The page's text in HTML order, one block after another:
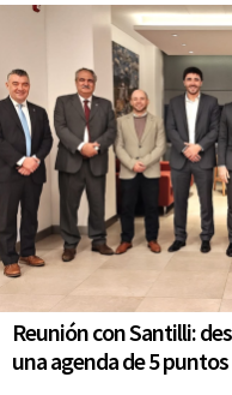
Reunión con Santilli:
una agenda de 5